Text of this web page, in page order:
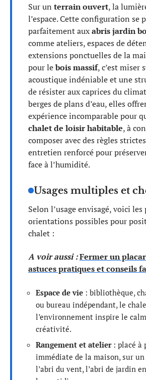
Sur un terrain ouvert, la
l’espace. Cette configuration se
parfaitement auxabris jardin
comme ateliers, espaces de
extensions ponctuelles de la
pour lebois massif, c’est miser
acoustique indéniable et une
de résister aux caprices du
berges de plans d’eau, elles
expérience incomparable pour
chalet de loisir habitable, à
composer avec des règles
entretien renforcé pour
face à l’humidité.
Usages multiples et
Selon l’usage envisagé, voici
orientations possibles pour
chalet :
A voir aussi :Fermer un
astuces pratiques et conseils
Espace de vie : bibliothèque,
ou bureau indépendant, le
l’environnement inspire le
créativité.
Rangement et atelier: placé à
immédiate de la maison, sur
l’abri du vent, l’abri de jardin